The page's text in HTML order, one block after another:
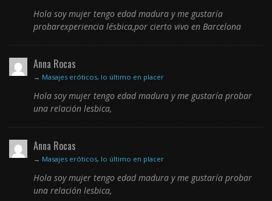
Hola soy mujer tengo edad madura y me gustaría
probarexperiencia lésbica,por cierto vivo en Barcelona
Anna Rocas
→ Masajes eróticos, lo último en placer
Hola soy mujer tengo edad madura y me gustaría probar
una relación lesbica,
Anna Rocas
→ Masajes eróticos, lo último en placer
Hola soy mujer tengo edad madura y me gustaría probar
una relación lesbica,